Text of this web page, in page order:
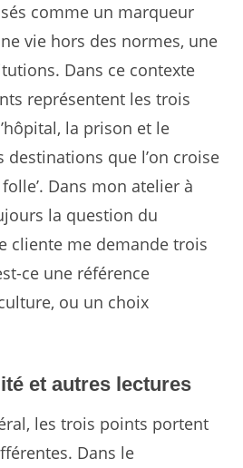
comme un marqueur
vie hors des normes, une
Dans ce contexte
représentent les trois
la prison et le
destinations que l’on croise
Dans mon atelier à
la question du
cliente me demande trois
ce une référence
ou un choix
et autres lectures
les trois points portent
Dans le